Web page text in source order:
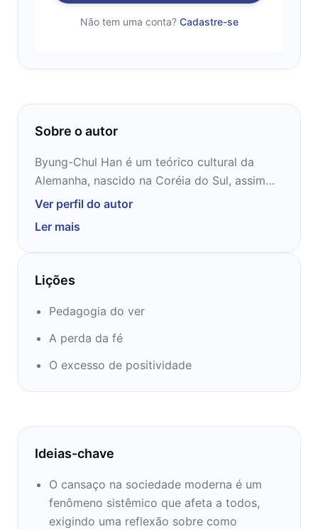
Não tem uma conta? Cadastre-se
Sobre o autor
Byung-Chul Han é um teórico cultural da
Alemanha, nascido na Coréia do Sul, assim
como filósofo e antigo professor da
livros como "Agonia do Eros" e "Sociedade
da Transparência", Byung-Chul tem muito a
falar sobre o mundo da filosofia e como
aplicar esses preceitos em nosso dia a dia.
Aprenda com ele nos próximos 12 minutos.
Ver perfil do autor
Ler mais
Lições
Pedagogia do ver
A perda da fé
O excesso de positividade
Ideias-chave
O cansaço na sociedade moderna é um
fenômeno sistêmico que afeta a todos,
exigindo uma reflexão sobre como